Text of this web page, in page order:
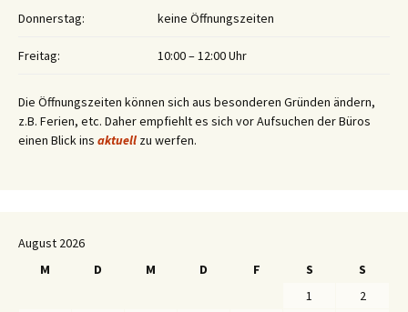
Donnerstag: keine Öffnungszeiten
Freitag: 10:00 – 12:00 Uhr
Die Öffnungszeiten können sich aus besonderen Gründen ändern,
z.B. Ferien, etc. Daher empfiehlt es sich vor Aufsuchen der Büros
einen Blick ins aktuell zu werfen.
August 2026
M
D M D F S
S
1
2